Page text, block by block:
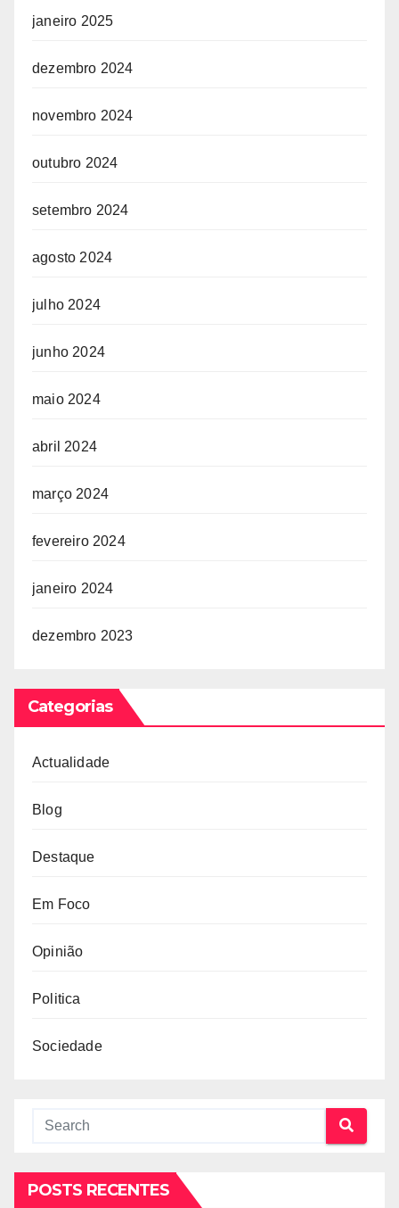
janeiro 2025
dezembro 2024
novembro 2024
outubro 2024
setembro 2024
agosto 2024
julho 2024
junho 2024
maio 2024
abril 2024
março 2024
fevereiro 2024
janeiro 2024
dezembro 2023
Categorias
Actualidade
Blog
Destaque
Em Foco
Opinião
Politica
Sociedade
POSTS RECENTES